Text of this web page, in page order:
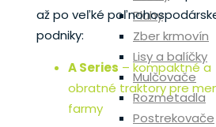
Pluhy
Zber krmovín
Lisy a balíčky
Mulčovače
Rozmetadla
Postrekovače
až po veľké
podniky:
A Series – kompaktné a
obratné traktory pre
farmy